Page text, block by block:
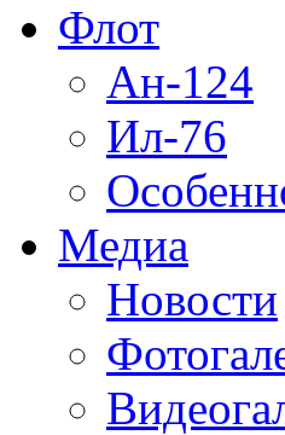
Флот
Ан-124
Ил-76
Медиа
Новости